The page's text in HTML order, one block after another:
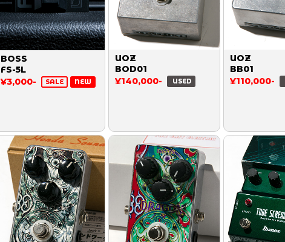
BOSS
FS-5L
¥3,000-
SALE NEW
UOZ
BOD01
¥140,000-
USED
UOZ
BB01
¥110,000-